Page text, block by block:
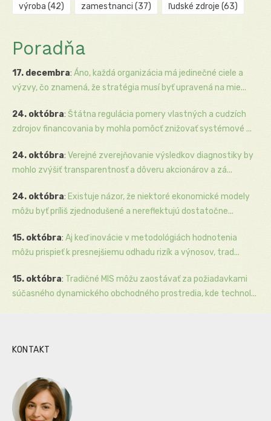
výroba (42) zamestnanci (37) ľudské zdroje (63)
Poradňa
17. decembra: Áno, každá organizácia má jedinečné ciele a
výzvy, čo znamená, že stratégia musí byť upravená na mie...
24. októbra: Štátna regulácia pomery vlastných a cudzích
zdrojov financovania by mohla pomôcť znižovať systémové ...
24. októbra: Verejné zverejňovanie výsledkov diagnostiky by
mohlo zvýšiť transparentnosť a dôveru akcionárov a zá...
24. októbra: Existuje názor, že niektoré ekonomické modely
môžu byť príliš zjednodušené a nereflektujú dostatočne...
15. októbra: Aj keď inovácie v metodológiách hodnotenia
môžu prispieť k presnejšiemu odhadu rizík a výnosov, trad...
15. októbra: Tradičné MIS môžu zaostávať za požiadavkami
súčasného dynamického obchodného prostredia, kde technol...
KONTAKT